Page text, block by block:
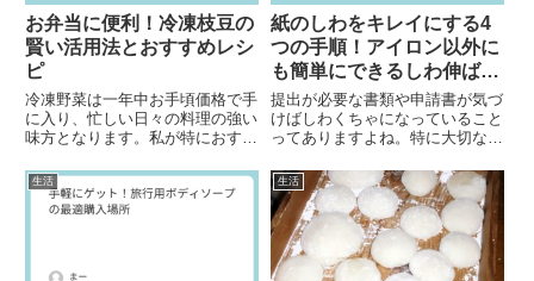
お弁当に便利！冷凍枝豆の
賢い活用法とおすすめレシ
ピ
冷凍野菜は一年中お手頃価格で手
に入り、忙しい日々の料理の強い
味方となります。私が特におすす
色と独特の食感で、お弁当の見た
目と食感を引き立てます。常に冷
凍庫にストックしておくと、何か
紙のしわをキレイにする4
つの手順！アイロン以外に
も簡単にできるしわ伸ばし
のコツ
提出が必要な書類や申請書が気づ
けばしわくちゃになっていること
ってありますよね。特に大切な書
わになった紙を何とかしたいと考
えている方は多いです。実は、し
わを手軽に取り除く方法があるん
です。ここでは、そんな状況を
解...
生活 生活